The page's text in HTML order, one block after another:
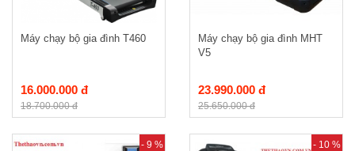
Máy chạy bộ gia đình T460
16.000.000 đ
18.700.000 đ
Máy chạy bộ gia đình MHT
V5
23.990.000 đ
25.650.000 đ
- 9 % - 10 %